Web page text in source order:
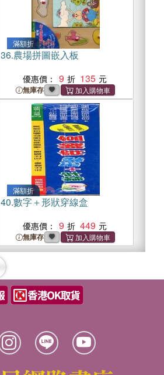
滿額折
36.農場拼圖嵌入板
優惠價： 9 135
無庫存
滿額折
40.數字＋形狀穿線盒
優惠價： 9 449
無庫存